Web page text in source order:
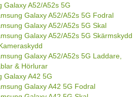
Galaxy A52/A52s 5G
Galaxy A52/A52s 5G Fodral
Galaxy A52/A52s 5G Skal
Galaxy A52/A52s 5G Skärmskydd
Galaxy A52/A52s 5G Laddare,
& Hörlurar
Galaxy A42 5G
Galaxy A42 5G Fodral